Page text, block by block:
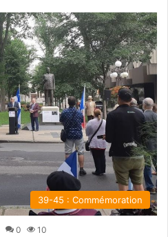
39-45 : Commémoration
0 10